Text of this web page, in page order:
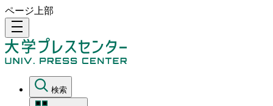
ページ上部
density_medium
検索